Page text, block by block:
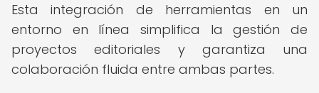
Esta integración de herramientas en un
entorno en línea simplifica la gestión de
proyectos editoriales y garantiza una
colaboración fluida entre ambas partes.